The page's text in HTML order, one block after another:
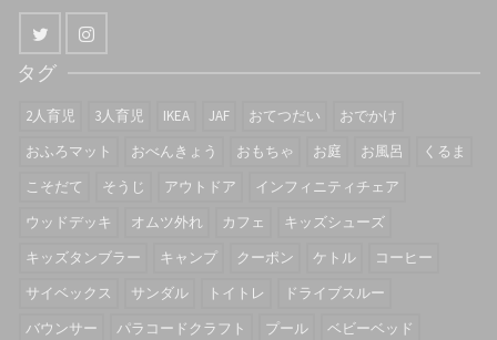
タグ
2人育児 3人育児 IKEA JAF おてつだい
おでかけ
おふろマット
おべんきょう おもちゃ お庭 お風呂
くるま
こそだて
そうじ アウトドア
インフィニティチェア
ウッドデッキ
オムツ外れ カフェ
キッズシューズ
キッズタンブラー
キャンプ クーポン ケトル
コーヒー
サイベックス
サンダル トイトレ
ドライブスルー
バウンサー
パラコードクラフト プール ベビーベッド